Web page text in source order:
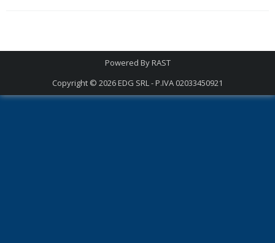
Powered ByRAST
Copyright © 2026EDG SRL - P.IVA 02033450921